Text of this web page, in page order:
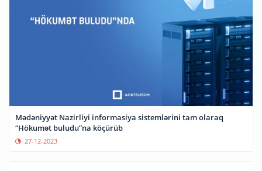
Mədəniyyət Nazirliyi informasiya sistemlərini tam olaraq
“Hökumət buludu”na köçürüb
27-12-2023